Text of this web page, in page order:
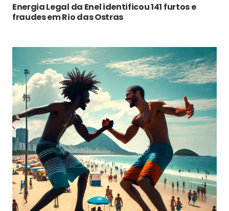
Energia Legal da Enel identificou 141 furtos e
fraudes em Rio das Ostras